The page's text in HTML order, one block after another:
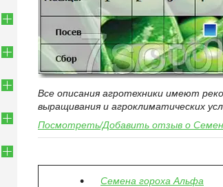
Все описания агротехники имеют
выращивания и агроклиматических
Посмотреть/Добавить отзыв о
Семена гороха Альфа